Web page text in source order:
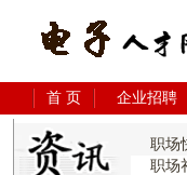
首 页 企业招聘
职场
职场